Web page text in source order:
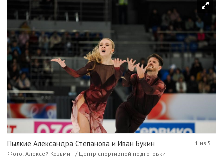
Пылкие Александра Степанова и Иван Букин
Фото: Алексей Козьмин / Центр спортивной подготовки
1 из 5